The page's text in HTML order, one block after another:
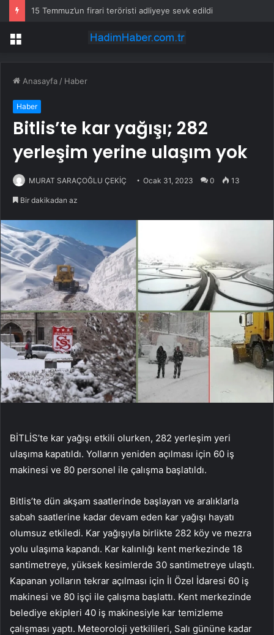
15 Temmuz’un firari teröristi adliyeye sevk edildi
Menü
Anasayfa / Haber
Haber
Bitlis’te kar yağışı; 282
yerleşim yerine ulaşım yok
MURAT SARAÇOĞLU ÇEKİÇ Ocak 31, 2023 0 13
Bir dakikadan az
BİTLİS’te kar yağışı etkili olurken, 282 yerleşim yeri
ulaşıma kapatıldı. Yolların yeniden açılması için 60 iş
makinesi ve 80 personel ile çalışma başlatıldı.
Bitlis’te dün akşam saatlerinde başlayan ve aralıklarla
sabah saatlerine kadar devam eden kar yağışı hayatı
olumsuz etkiledi. Kar yağışıyla birlikte 282 köy ve mezra
yolu ulaşıma kapandı. Kar kalınlığı kent merkezinde 18
santimetreye, yüksek kesimlerde 30 santimetreye ulaştı.
Kapanan yolların tekrar açılması için İl Özel İdaresi 60 iş
makinesi ve 80 işçi ile çalışma başlattı. Kent merkezinde
belediye ekipleri 40 iş makinesiyle kar temizleme
çalışması yaptı. Meteoroloji yetkilileri, Salı gününe kadar